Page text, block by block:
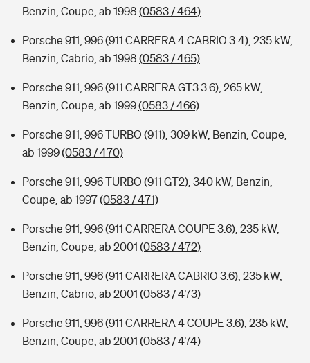
Benzin, Coupe, ab 1998 (0583 / 464)
Porsche 911, 996 (911 CARRERA 4 CABRIO 3.4), 235 kW,
Benzin, Cabrio, ab 1998 (0583 / 465)
Porsche 911, 996 (911 CARRERA GT3 3.6), 265 kW,
Benzin, Coupe, ab 1999(0583 / 466)
Porsche 911, 996 TURBO (911), 309 kW, Benzin, Coupe,
ab 1999(0583 / 470)
Porsche 911, 996 TURBO (911 GT2), 340 kW, Benzin,
Coupe, ab 1997(0583 / 471)
Porsche 911, 996 (911 CARRERA COUPE 3.6), 235 kW,
Benzin, Coupe, ab 2001 (0583 / 472)
Porsche 911, 996 (911 CARRERA CABRIO 3.6), 235 kW,
Benzin, Cabrio, ab 2001 (0583 / 473)
Porsche 911, 996 (911 CARRERA 4 COUPE 3.6), 235 kW,
Benzin, Coupe, ab 2001 (0583 / 474)